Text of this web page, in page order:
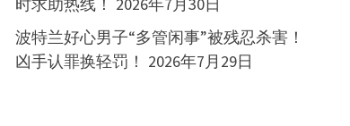
波特兰好心男子“多管闲事”被残忍杀害！
凶手认罪换轻罚！ 2026年7月29日